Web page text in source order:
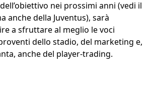
nei prossimi anni (vedi il
anche della Juventus), sarà
a sfruttare al meglio le voci
dello stadio, del marketing e,
anche del player-trading.